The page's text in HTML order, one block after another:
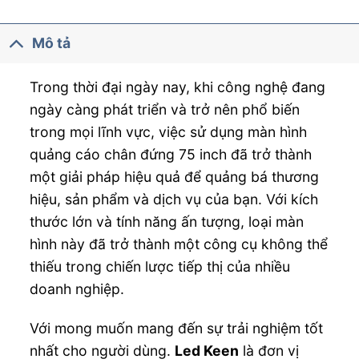
Mô tả
Trong thời đại ngày nay, khi công nghệ đang
ngày càng phát triển và trở nên phổ biến
trong mọi lĩnh vực, việc sử dụng màn hình
quảng cáo chân đứng 75 inch đã trở thành
một giải pháp hiệu quả để quảng bá thương
hiệu, sản phẩm và dịch vụ của bạn. Với kích
thước lớn và tính năng ấn tượng, loại màn
hình này đã trở thành một công cụ không thể
thiếu trong chiến lược tiếp thị của nhiều
doanh nghiệp.
Với mong muốn mang đến sự trải nghiệm tốt
nhất cho người dùng. Led Keen là đơn vị